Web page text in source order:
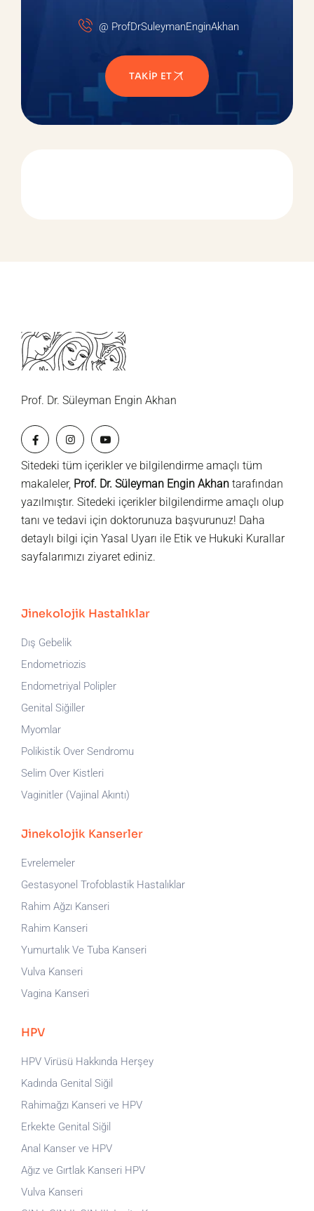
@ ProfDrSuleymanEnginAkhan
TAKIP ET
Prof. Dr. Süleyman Engin Akhan
Sitedeki tüm içerikler ve bilgilendirme amaçlı tüm
makaleler, Prof. Dr. Süleyman Engin Akhan tarafından
yazılmıştır. Sitedeki içerikler bilgilendirme amaçlı olup
tanı ve tedavi için doktorunuza başvurunuz! Daha
detaylı bilgi için Yasal Uyarı ile Etik ve Hukuki Kurallar
sayfalarımızı ziyaret ediniz.
Jinekolojik Hastalıklar
Dış Gebelik
Endometriozis
Endometriyal Polipler
Genital Siğiller
Myomlar
Polikistik Over Sendromu
Selim Over Kistleri
Vaginitler (Vajinal Akıntı)
Jinekolojik Kanserler
Evrelemeler
Gestasyonel Trofoblastik Hastalıklar
Rahim Ağzı Kanseri
Rahim Kanseri
Yumurtalık Ve Tuba Kanseri
Vulva Kanseri
Vagina Kanseri
HPV
HPV Virüsü Hakkında Herşey
Kadında Genital Siğil
Rahimağzı Kanseri ve HPV
Erkekte Genital Siğil
Anal Kanser ve HPV
Ağız ve Gırtlak Kanseri HPV
Vulva Kanseri